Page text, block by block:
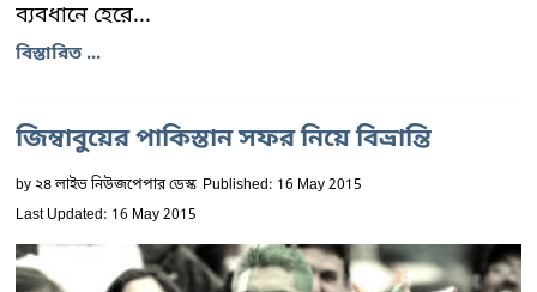
ব্যবধানে হেরে...
বিস্তারিত ...
জিম্বাবুয়ের পাকিস্তান সফর নিয়ে বিভ্রান্তি
by২৪ লাইভ নিউজপেপার ডেস্ক Published: 16 May 2015
Last Updated: 16 May 2015